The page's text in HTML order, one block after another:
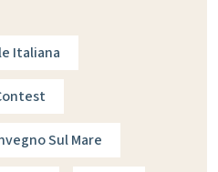
Italiana
Sul Mare